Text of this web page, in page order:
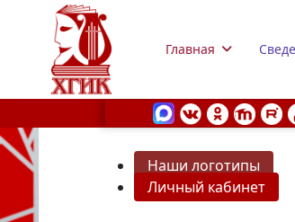
Главная
Наши логотипы
Личный кабинет